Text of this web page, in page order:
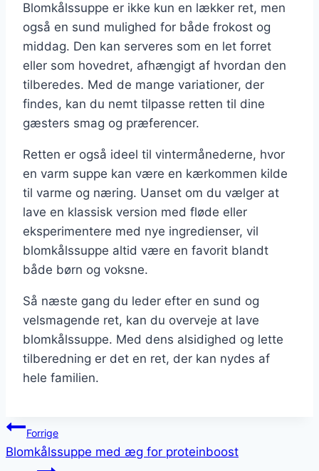
Blomkålssuppe er ikke kun en lækker ret, men
også en sund mulighed for både frokost og
middag. Den kan serveres som en let forret
eller som hovedret, afhængigt af hvordan den
tilberedes. Med de mange variationer, der
findes, kan du nemt tilpasse retten til dine
gæsters smag og præferencer.
Retten er også ideel til vintermånederne, hvor
en varm suppe kan være en kærkommen kilde
til varme og næring. Uanset om du vælger at
lave en klassisk version med fløde eller
eksperimentere med nye ingredienser, vil
blomkålssuppe altid være en favorit blandt
både børn og voksne.
Så næste gang du leder efter en sund og
velsmagende ret, kan du overveje at lave
blomkålssuppe. Med dens alsidighed og lette
tilberedning er det en ret, der kan nydes af
hele familien.
Indlægsnavigation
Forrige
Blomkålssuppe med æg for proteinboost